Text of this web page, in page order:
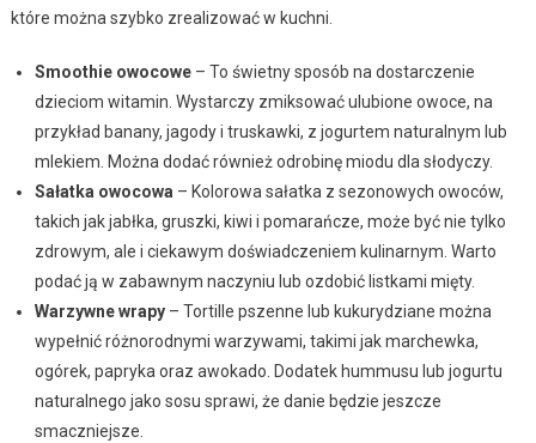
które można szybko zrealizować w kuchni.
Smoothie owocowe– To świetny sposób na dostarczenie
dzieciom witamin. Wystarczy zmiksować ulubione owoce, na
przykład banany, jagody i truskawki, z jogurtem naturalnym lub
mlekiem. Można dodać również odrobinę miodu dla słodyczy.
Sałatka owocowa – Kolorowa sałatka z sezonowych owoców,
takich jak jabłka, gruszki, kiwi i pomarańcze, może być nie tylko
zdrowym, ale i ciekawym doświadczeniem kulinarnym. Warto
podać ją w zabawnym naczyniu lub ozdobić listkami mięty.
Warzywne wrapy– Tortille pszenne lub kukurydziane można
wypełnić różnorodnymi warzywami, takimi jak marchewka,
ogórek, papryka oraz awokado. Dodatek hummusu lub jogurtu
naturalnego jako sosu sprawi, że danie będzie jeszcze
smaczniejsze.